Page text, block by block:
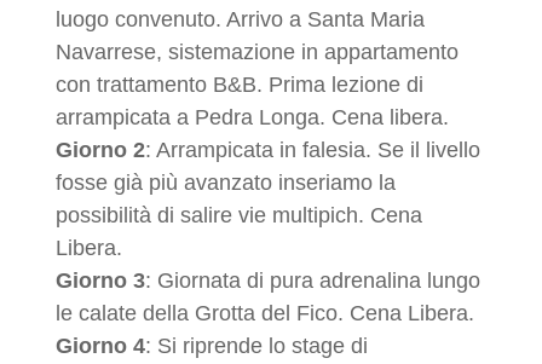
luogo convenuto. Arrivo a Santa Maria
Navarrese, sistemazione in appartamento
con trattamento B&B. Prima lezione di
arrampicata a Pedra Longa. Cena libera.
Giorno 2: Arrampicata in falesia. Se il livello
fosse già più avanzato inseriamo la
possibilità di salire vie multipich. Cena
Libera.
Giorno 3: Giornata di pura adrenalina lungo
le calate della Grotta del Fico. Cena Libera.
Giorno 4: Si riprende lo stage di